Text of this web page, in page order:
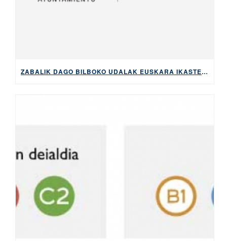
ZABALIK DAGO BILBOKO UDALAK EUSKARA IKASTEKO ESKAINTZEN DITUEN DIRULAGUNTZAK ESKATZEKO EPEA, 2026KO MAIATZAREN 5ERA ARTE